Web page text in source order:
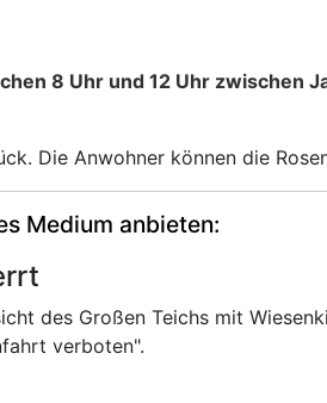
8 Uhr und 12 Uhr zwischen
Die Anwohner können die
Medium anbieten:
des Großen Teichs mit
verboten".